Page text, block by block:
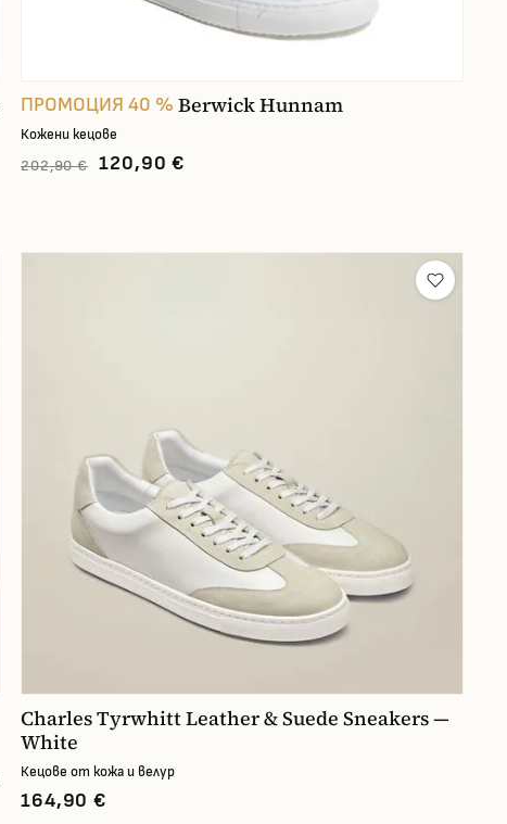
ПРОМОЦИЯ 40 % Berwick Hunnam
Кожени кецове
202,90 € 120,90 €
Charles Tyrwhitt Leather & Suede Sneakers —
White
Кецове от кожа и велур
164,90 €